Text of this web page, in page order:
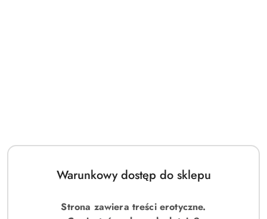
Warunkowy dostęp do sklepu
Strona zawiera treści erotyczne.